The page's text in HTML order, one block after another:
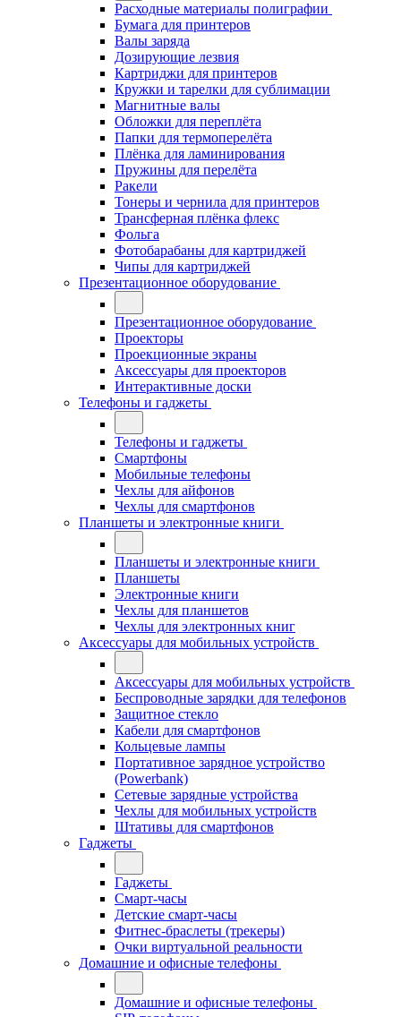
Расходные материалы полиграфии
Бумага для принтеров
Валы заряда
Дозирующие лезвия
Картриджи для принтеров
Кружки и тарелки для сублимации
Магнитные валы
Обложки для переплёта
Папки для термоперелёта
Плёнка для ламинирования
Пружины для перелёта
Ракели
Тонеры и чернила для принтеров
Трансферная плёнка флекс
Фольга
Фотобарабаны для картриджей
Чипы для картриджей
Презентационное оборудование
Презентационное оборудование
Проекторы
Проекционные экраны
Аксессуары для проекторов
Интерактивные доски
Телефоны и гаджеты
Телефоны и гаджеты
Смартфоны
Мобильные телефоны
Чехлы для айфонов
Чехлы для смартфонов
Планшеты и электронные книги
Планшеты и электронные книги
Планшеты
Электронные книги
Чехлы для планшетов
Чехлы для электронных книг
Аксессуары для мобильных устройств
Аксессуары для мобильных устройств
Беспроводные зарядки для телефонов
Защитное стекло
Кабели для смартфонов
Кольцевые лампы
Портативное зарядное устройство
(Powerbank)
Сетевые зарядные устройства
Чехлы для мобильных устройств
Штативы для смартфонов
Гаджеты
Гаджеты
Смарт-часы
Детские смарт-часы
Фитнес-браслеты (трекеры)
Очки виртуальной реальности
Домашние и офисные телефоны
Домашние и офисные телефоны